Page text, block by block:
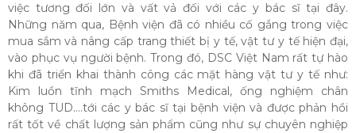
việc tương đối lớn và vất vả đối với các y bác sĩ tại đây.
Những năm qua, Bệnh viện đã có nhiều cố gắng trong việc
mua sắm và nâng cấp trang thiết bị y tế, vật tư y tế hiện đại,
vào phục vụ người bệnh. Trong đó, DSC Việt Nam rất tự hào
khi đã triển khai thành công các mặt hàng vật tư y tế như:
Kim luồn tĩnh mạch Smiths Medical, ống nghiệm chân
không TUD….tới các y bác sĩ tại bệnh viện và được phản hồi
rất tốt về chất lượng sản phẩm cũng như sự chuyên nghiệp